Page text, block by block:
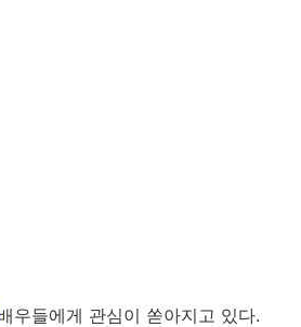
우들에게 관심이 쏟아지고 있다.